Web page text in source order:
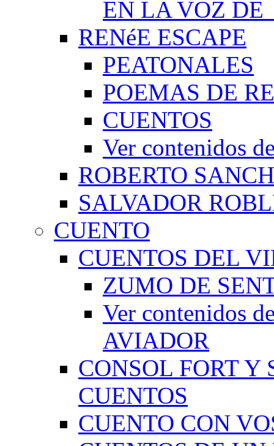
EN LA VOZ DE
RENéE ESCAPE
PEATONALES
POEMAS DE
CUENTOS
Ver contenidos
ROBERTO
SALVADOR
CUENTO
CUENTOS DEL
ZUMO DE
Ver contenidos
AVIADOR
CONSOL FORT Y
CUENTOS
CUENTO CON